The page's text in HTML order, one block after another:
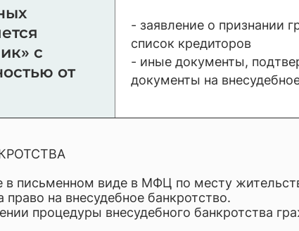
с
от
- заявление о признании
список кредиторов
- иные документы,
документы на
в письменном виде в МФЦ по месту
на внесудебное банкротство.
процедуры внесудебного банкротства